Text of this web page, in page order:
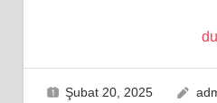
Şubat 20, 2025